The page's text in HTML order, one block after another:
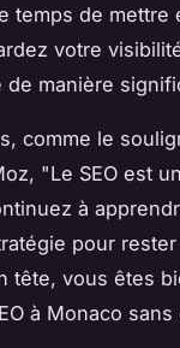
temps de
votre
de manière
comme le
"Le SEO est
à
pour
tête, vous êtes
à Monaco sans